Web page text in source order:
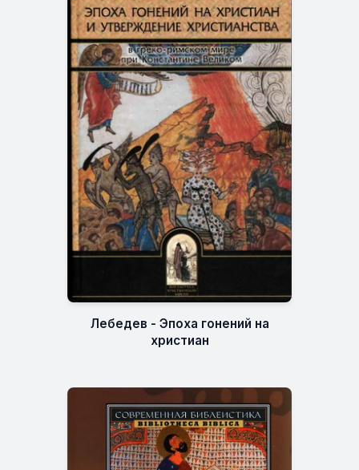
Лебедев - Эпоха гонений на
христиан